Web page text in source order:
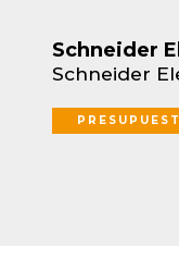
Schneider
Schneider